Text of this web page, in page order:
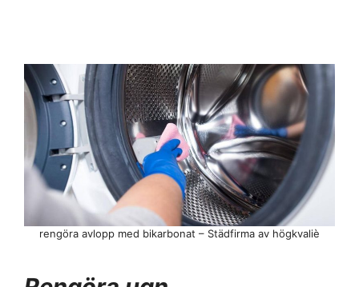
rengöra avlopp med bikarbonat – Städfirma av högkvaliè